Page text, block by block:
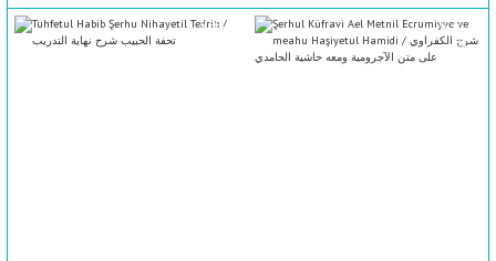
سلطان محمد-مصطفى طموم
الحضرمي